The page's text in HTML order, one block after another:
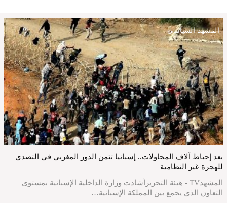
المشهد السياسي
بعد إحباط آلاف المحاولات.. إسبانيا تثمن الدور المغربي في التصدي
للهجرة غير النظامية
المشهدTV - هيئة التحريرأشادت وزارة الداخلية الإسبانية بمستوى
التعاون الذي يجمع بين المملكة الإسبانية…